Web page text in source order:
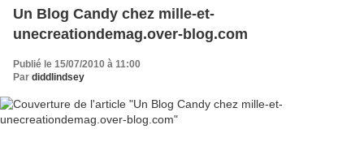
Un Blog Candy chez mille-et-
unecreationdemag.over-blog.com
Publié le 15/07/2010 à 11:00
Par diddlindsey